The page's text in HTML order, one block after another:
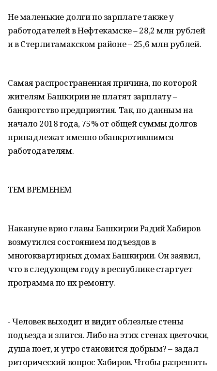
Не маленькие долги по зарплате также у
работодателей в Нефтекамске – 28,2 млн рублей
и в Стерлитамакском районе – 25,6 млн рублей.
Самая распространенная причина, по которой
жителям Башкирии не платят зарплату –
банкротство предприятия. Так, по данным на
начало 2018 года, 75% от общей суммы долгов
принадлежат именно обанкротившимся
работодателям.
ТЕМ ВРЕМЕНЕМ
Накануне врио главы Башкирии Радий Хабиров
возмутился состоянием подъездов в
многоквартирных домах Башкирии. Он заявил,
что в следующем году в республике стартует
программа по их ремонту.
- Человек выходит и видит облезлые стены
подъезда и злится. Либо на этих стенах цветочки,
душа поет, и утро становится добрым? – задал
риторический вопрос Хабиров. Чтобы разрешить